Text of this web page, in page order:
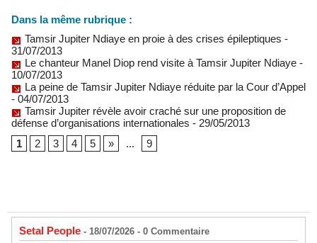
Dans la même rubrique :
Tamsir Jupiter Ndiaye en proie à des crises épileptiques -
31/07/2013
Le chanteur Manel Diop rend visite à Tamsir Jupiter Ndiaye -
10/07/2013
La peine de Tamsir Jupiter Ndiaye réduite par la Cour d’Appel
- 04/07/2013
Tamsir Jupiter révèle avoir craché sur une proposition de
défense d’organisations internationales - 29/05/2013
1
2 3 4 5 » ... 9
Setal People - 18/07/2026 - 0 Commentaire